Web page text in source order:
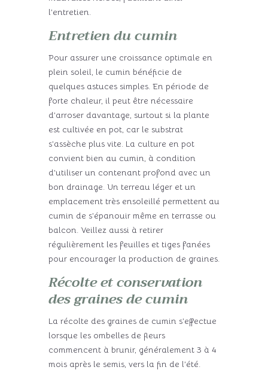
l’entretien.
Entretien du cumin
Pour assurer une croissance optimale en
plein soleil, le cumin bénéficie de
quelques astuces simples. En période de
forte chaleur, il peut être nécessaire
d’arroser davantage, surtout si la plante
est cultivée en pot, car le substrat
s’assèche plus vite. La culture en pot
convient bien au cumin, à condition
d’utiliser un contenant profond avec un
bon drainage. Un terreau léger et un
emplacement très ensoleillé permettent au
cumin de s’épanouir même en terrasse ou
balcon. Veillez aussi à retirer
régulièrement les feuilles et tiges fanées
pour encourager la production de graines.
Récolte et conservation
des graines de cumin
La récolte des graines de cumin s’effectue
lorsque les ombelles de fleurs
commencent à brunir, généralement 3 à 4
mois après le semis, vers la fin de l’été.